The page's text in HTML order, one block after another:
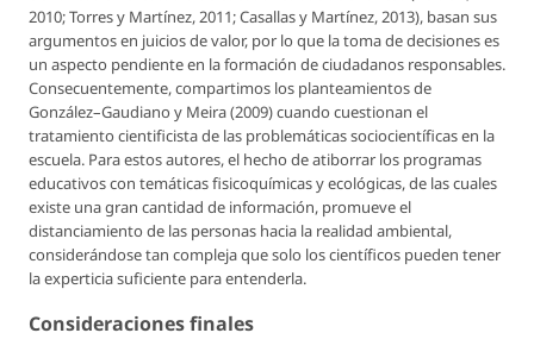
2010; Torres y Martínez, 2011; Casallas y Martínez, 2013), basan sus
argumentos en juicios de valor, por lo que la toma de decisiones es
un aspecto pendiente en la formación de ciudadanos responsables.
Consecuentemente, compartimos los planteamientos de
González–Gaudiano y Meira (2009) cuando cuestionan el
tratamiento cientificista de las problemáticas sociocientíficas en la
escuela. Para estos autores, el hecho de atiborrar los programas
educativos con temáticas fisicoquímicas y ecológicas, de las cuales
existe una gran cantidad de información, promueve el
distanciamiento de las personas hacia la realidad ambiental,
considerándose tan compleja que solo los científicos pueden tener
la experticia suficiente para entenderla.
Consideraciones finales